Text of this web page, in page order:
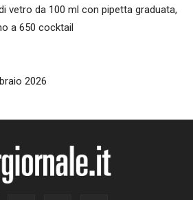
vetro da 100 ml con pipetta graduata,
a 650 cocktail
2026